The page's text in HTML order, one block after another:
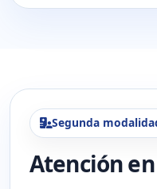
Segunda
Atención